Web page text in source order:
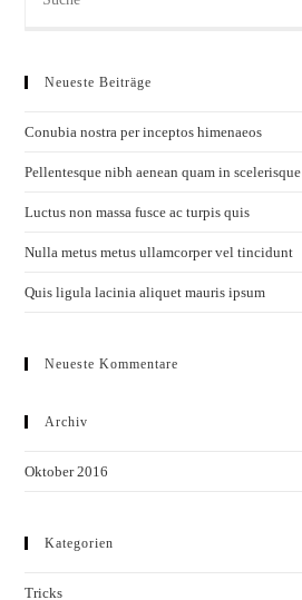
Neueste Beiträge
Conubia nostra per inceptos himenaeos
Pellentesque nibh aenean quam in scelerisque
Luctus non massa fusce ac turpis quis
Nulla metus metus ullamcorper vel tincidunt
Quis ligula lacinia aliquet mauris ipsum
Neueste Kommentare
Archiv
Oktober 2016
Kategorien
Tricks